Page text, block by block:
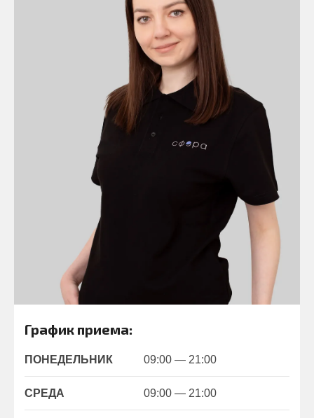
График приема:
ПОНЕДЕЛЬНИК 09:00 — 21:00
СРЕДА 09:00 — 21:00